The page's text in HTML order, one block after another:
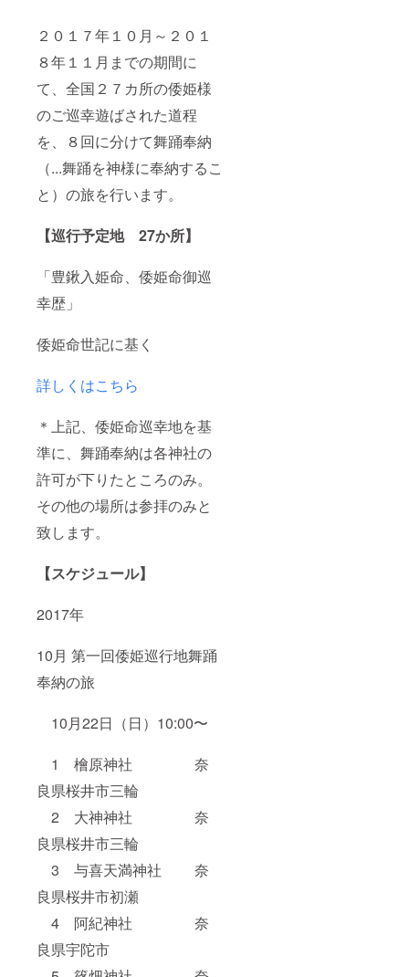
２０１７年１０月～２０１
８年１１月までの期間に
て、全国２７カ所の倭姫様
のご巡幸遊ばされた道程
を、８回に分けて舞踊奉納
（...舞踊を神様に奉納するこ
と）の旅を行います。
【巡行予定地 27か所】
「豊鍬入姫命、倭姫命御巡
幸歴」
倭姫命世記に基く
詳しくはこちら
＊上記、倭姫命巡幸地を基
準に、舞踊奉納は各神社の
許可が下りたところのみ。
その他の場所は参拝のみと
致します。
【スケジュール】
2017年
10月 第一回倭姫巡行地舞踊
奉納の旅
10月22日（日）10:00〜
1 檜原神社 奈
良県桜井市三輪
2 大神神社 奈
良県桜井市三輪
3 与喜天満神社 奈
良県桜井市初瀬
4 阿紀神社 奈
良県宇陀市